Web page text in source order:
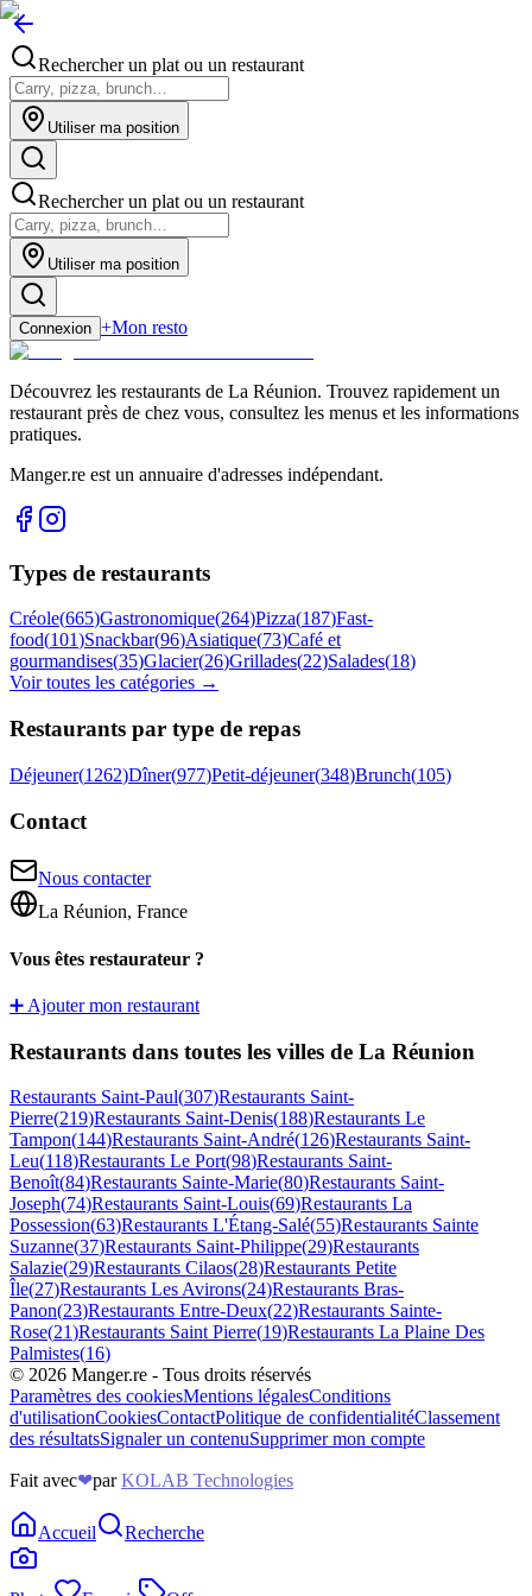
Rechercher un plat ou un restaurant
Utiliser ma position
Rechercher un plat ou un restaurant
Utiliser ma position
Connexion +Mon resto
Découvrez les restaurants de La Réunion. Trouvez rapidement un
restaurant près de chez vous, consultez les menus et les informations
pratiques.
Manger.re est un annuaire d'adresses indépendant.
Types de restaurants
Créole(665)Gastronomique(264)Pizza(187)Fast-
food(101)Snackbar(96)Asiatique(73)Café et
gourmandises(35)Glacier(26)Grillades(22)Salades(18)
Voir toutes les catégories →
Restaurants par type de repas
Déjeuner(1262)Dîner(977)Petit-déjeuner(348)Brunch(105)
Contact
Nous contacter
La Réunion, France
Vous êtes restaurateur ?
➕ Ajouter mon restaurant
Restaurants dans toutes les villes de La Réunion
Restaurants Saint-Paul(307)Restaurants Saint-
Pierre(219)Restaurants Saint-Denis(188)Restaurants Le
Tampon(144)Restaurants Saint-André(126)Restaurants Saint-
Leu(118)Restaurants Le Port(98)Restaurants Saint-
Benoît(84)Restaurants Sainte-Marie(80)Restaurants Saint-
Joseph(74)Restaurants Saint-Louis(69)Restaurants La
Possession(63)Restaurants L'Étang-Salé(55)Restaurants Sainte
Suzanne(37)Restaurants Saint-Philippe(29)Restaurants
Salazie(29)Restaurants Cilaos(28)Restaurants Petite
Île(27)Restaurants Les Avirons(24)Restaurants Bras-
Panon(23)Restaurants Entre-Deux(22)Restaurants Sainte-
Rose(21)Restaurants Saint Pierre(19)Restaurants La Plaine Des
Palmistes(16)
© 2026 Manger.re - Tous droits réservés
Paramètres des cookiesMentions légalesConditions
d'utilisationCookiesContactPolitique de confidentialitéClassement
des résultatsSignaler un contenuSupprimer mon compte
Fait avec❤par KOLAB Technologies
Accueil Recherche